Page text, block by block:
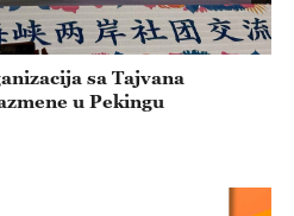
sa Tajvana
u Pekingu